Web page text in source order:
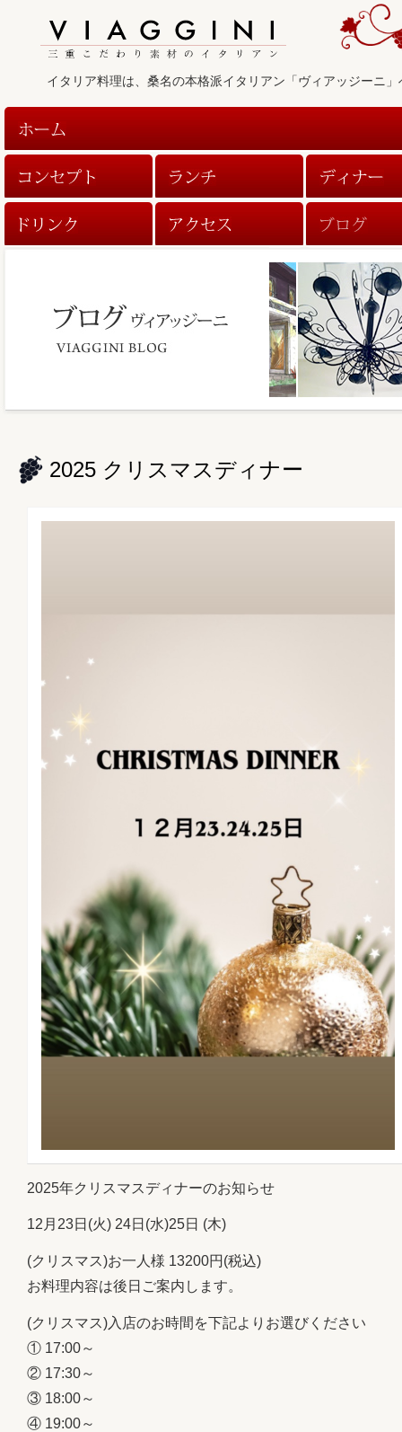
イタリア料理は、桑名の本格派イタリアン「ヴィアッジーニ」
2025 クリスマスディナー
2025年クリスマスディナーのお知らせ
12月23日(火) 24日(水)25日 (木)
(クリスマス)お一人様 13200円(税込)
お料理内容は後日ご案内します。
(クリスマス)入店のお時間を下記よりお選びください
① 17:00～
② 17:30～
③ 18:00～
④ 19:00～